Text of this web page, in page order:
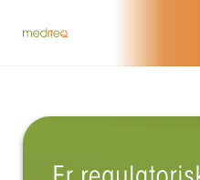
Skip to header right
Er regulatoriska